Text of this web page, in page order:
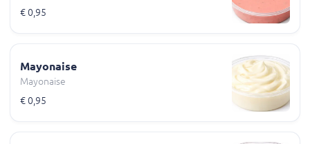
€ 0,95
Mayonaise
Mayonaise
€ 0,95